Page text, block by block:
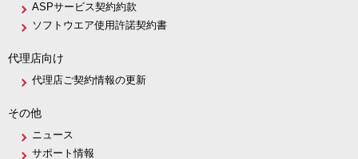
ASPサービス契約約款
ソフトウエア使用許諾契約書
代理店向け
代理店ご契約情報の更新
その他
ニュース
サポート情報